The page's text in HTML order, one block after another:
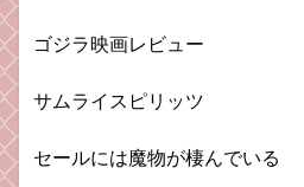
ゴジラ映画レビュー
サムライスピリッツ
セールには魔物が棲んでいる